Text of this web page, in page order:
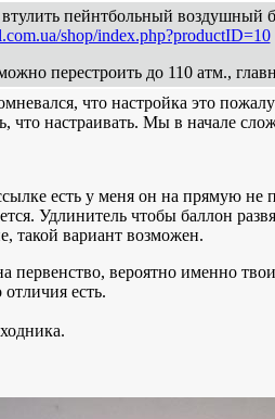
пейнтбольный воздушный
shop/index.php?productID=10
перестроить до 110 атм.,
что настройка это
что настраивать. Мы в начале
есть у меня он на прямую не
Удлинитель чтобы баллон
такой вариант возможен.
первенство, вероятно именно
есть.